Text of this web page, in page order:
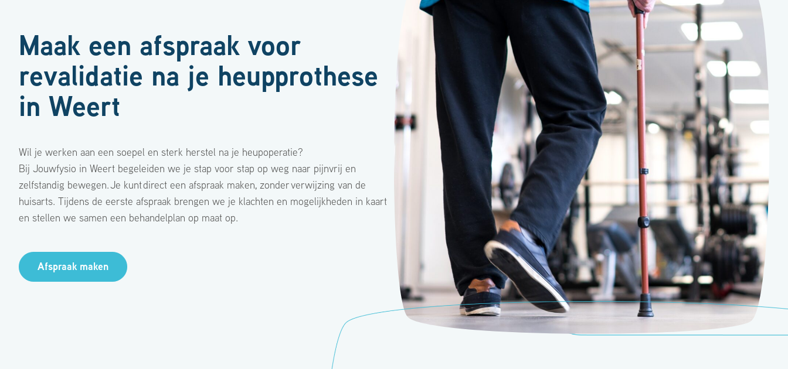
Maak een afspraak voor
revalidatie na je heupprothese
in Weert
Wil je werken aan een soepel en sterk herstel na je heupoperatie?
Bij Jouwfysio in Weert begeleiden we je stap voor stap op weg naar pijnvrij en
zelfstandig bewegen.Je kuntdirect een afspraak maken, zonderverwijzing van de
huisarts. Tijdens de eerste afspraak brengen we je klachten en mogelijkheden in kaart
en stellen we samen een behandelplan op maat op.
Afspraak maken